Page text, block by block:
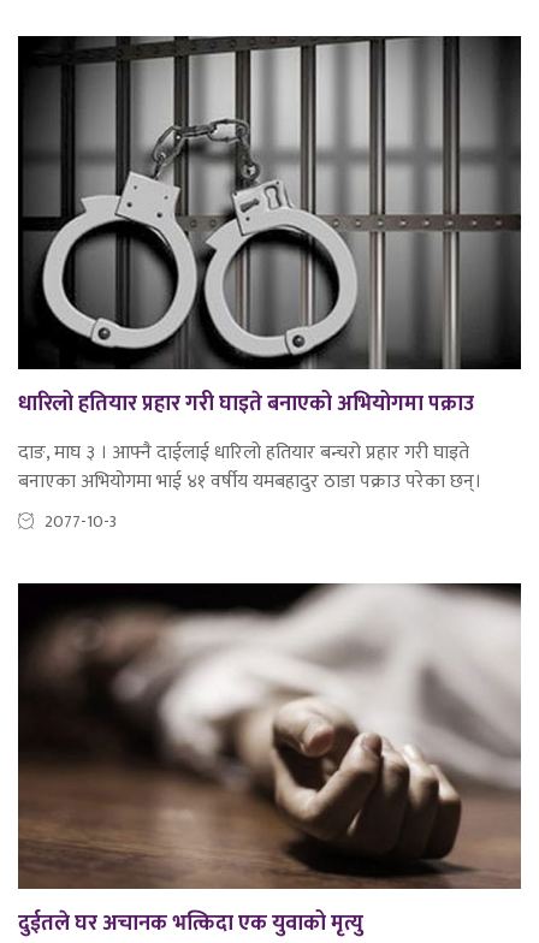
धारिलो हतियार प्रहार गरी घाइते बनाएको अभियोगमा पक्राउ
दाङ, माघ ३ । आफ्नै दाईलाई धारिलो हतियार बन्चरो प्रहार गरी घाइते
बनाएका अभियोगमा भाई ४१ वर्षीय यमबहादुर ठाडा पक्राउ परेका छन्।
2077-10-3
दुईतले घर अचानक भत्किदा एक युवाको मृत्यु